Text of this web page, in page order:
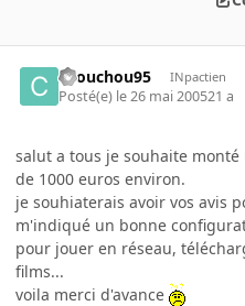
chouchou95 INpactien
Posté(e) le 26 mai 200521 a
salut a tous je souhaite
de 1000 euros environ.
je souhiaterais avoir vos avis
m'indiqué un bonne
pour jouer en réseau,
films...
voila merci d'avance